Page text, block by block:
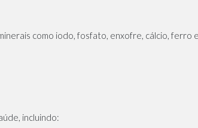
como iodo, fosfato, enxofre, cálcio, ferro
incluindo: